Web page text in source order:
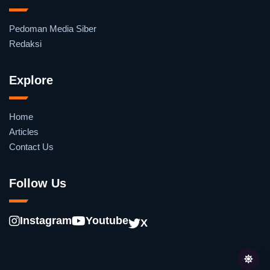
Pedoman Media Siber
Redaksi
Explore
Home
Articles
Contact Us
Follow Us
Instagram Youtube X